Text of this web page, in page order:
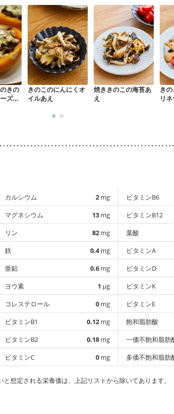
きの
ズ焼
きのこのにんにくオ
イルあえ
焼ききのこの海苔あ
え
き
リ
カルシウム 2 mg
マグネシウム
13 mg
リン
82 mg
鉄
0.4mg
亜鉛
0.6 mg
ヨウ素
1 µg
コレステロール
0 mg
ビタミンB1
0.12 mg
ビタミンB2
0.18 mg
ビタミンC
0 mg
ビタミンB6
ビタミンB12
葉酸
ビタミンA
ビタミンD
ビタミンK
ビタミンE
飽和脂肪酸
一価不飽和脂肪
多価不飽和脂肪
想定される栄養価は、上記リストから除いてあります。